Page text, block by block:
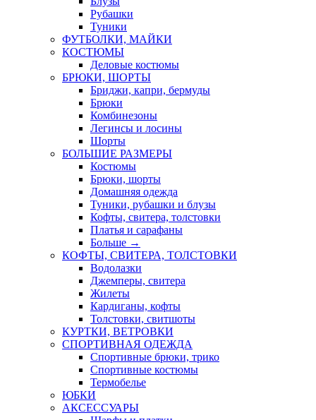
Рубашки
Туники
ФУТБОЛКИ, МАЙКИ
КОСТЮМЫ
Деловые костюмы
БРЮКИ, ШОРТЫ
Бриджи, капри, бермуды
Брюки
Комбинезоны
Легинсы и лосины
Шорты
БОЛЬШИЕ РАЗМЕРЫ
Костюмы
Брюки, шорты
Домашняя одежда
Туники, рубашки и блузы
Кофты, свитера, толстовки
Платья и сарафаны
Больше →
КОФТЫ, СВИТЕРА, ТОЛСТОВКИ
Водолазки
Джемперы, свитера
Жилеты
Кардиганы, кофты
Толстовки, свитшоты
КУРТКИ, ВЕТРОВКИ
СПОРТИВНАЯ ОДЕЖДА
Спортивные брюки, трико
Спортивные костюмы
Термобелье
ЮБКИ
AКСЕССУАРЫ